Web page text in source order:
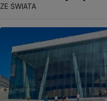
ZE ŚWIATA